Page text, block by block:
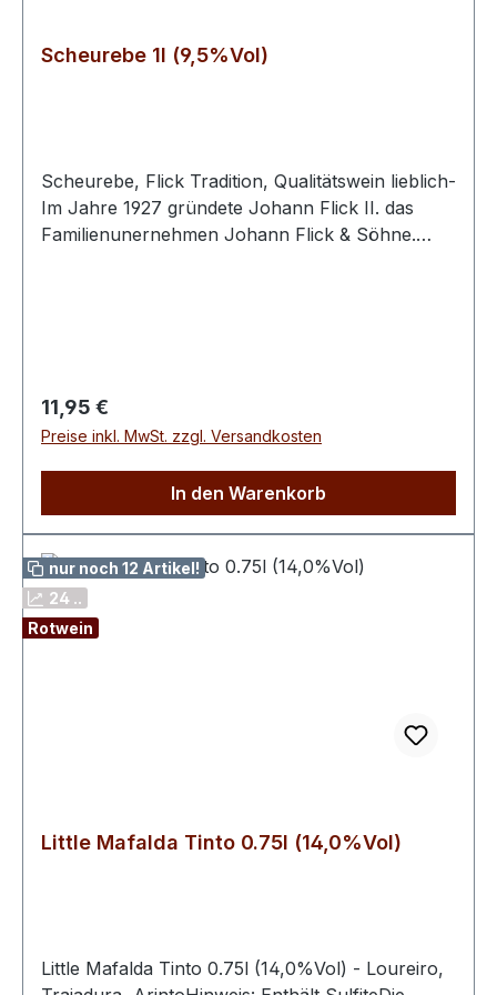
Scheurebe 1l (9,5%Vol)
Scheurebe, Flick Tradition, Qualitätswein lieblich-
Im Jahre 1927 gründete Johann Flick II. das
Familienunernehmen Johann Flick & Söhne.
Sophie Flick ist seit 2015 die 4. Generation fester
Bestandteil des Familienunternehmens. „Unser
gemeinsames Ziel ist es, das Interesse an
unseren rheinhessischen Weinen bei
Fachhändlern und Verbrauchern zu wecken und
durch ein faires Preis-Genuss-Verhältnis zu
überzeugen.“
Regulärer Preis:
11,95 €
Preise inkl. MwSt. zzgl. Versandkosten
In den Warenkorb
nur noch 12 Artikel!
24 ..
Rotwein
Little Mafalda Tinto 0.75l (14,0%Vol)
Little Mafalda Tinto 0.75l (14,0%Vol) - Loureiro,